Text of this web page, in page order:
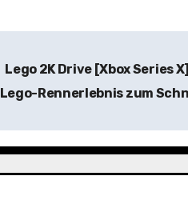
Lego 2K Drive [Xbox Series
Lego-Rennerlebnis zum